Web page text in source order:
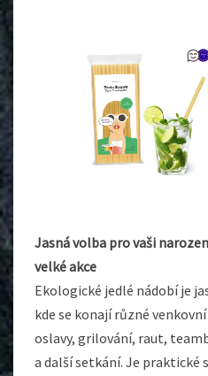
Jasná volba pro vaši
velké akce
Ekologické jedlé nádobíje
kde se konají různé
oslavy, grilování, raut,
a další setkání. Je praktické